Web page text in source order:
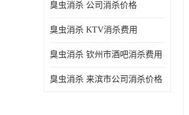
臭虫消杀 公司消杀价格
臭虫消杀 KTV消杀费用
臭虫消杀 钦州市酒吧消杀费用
臭虫消杀 来滨市公司消杀价格